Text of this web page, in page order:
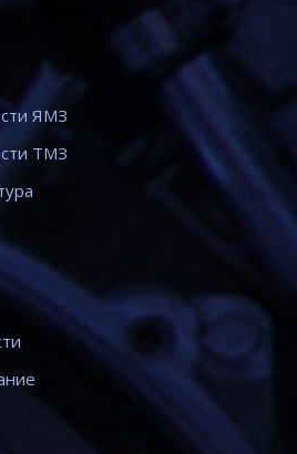
ЯМЗ
ТМЗ